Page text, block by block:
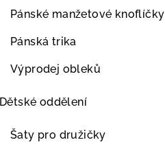
Pánské manžetové knoflíčky
Pánská trika
Výprodej obleků
Dětské oddělení
Šaty pro družičky